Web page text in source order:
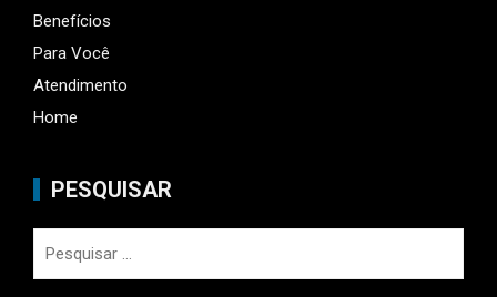
Benefícios
Para Você
Atendimento
Home
PESQUISAR